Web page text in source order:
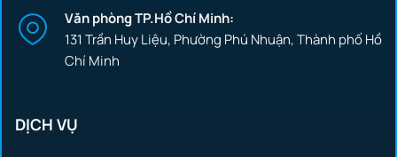
Văn phòng TP.Hồ Chí Minh:
131 Trần Huy Liệu, Phường Phú Nhuận, Thành phố Hồ
Chí Minh
DỊCH VỤ